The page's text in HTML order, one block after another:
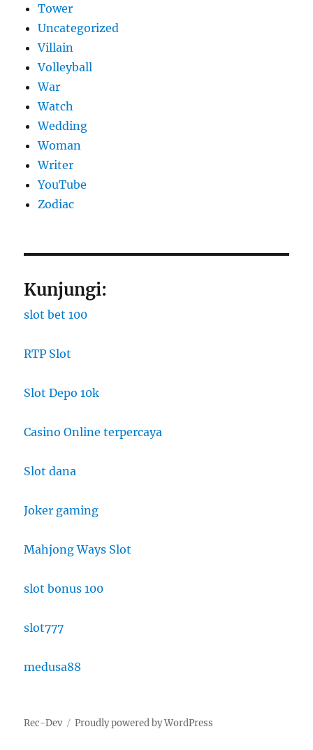
Tower
Uncategorized
Villain
Volleyball
War
Watch
Wedding
Woman
Writer
YouTube
Zodiac
Kunjungi:
slot bet 100
RTP Slot
Slot Depo 10k
Casino Online terpercaya
Slot dana
Joker gaming
Mahjong Ways Slot
slot bonus 100
slot777
medusa88
Rec-Dev Proudly powered by WordPress